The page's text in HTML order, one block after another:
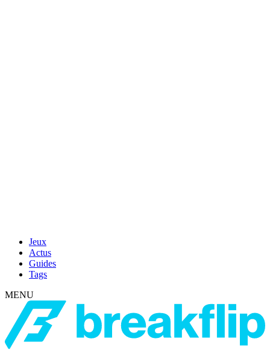
Jeux
Actus
Guides
Tags
MENU